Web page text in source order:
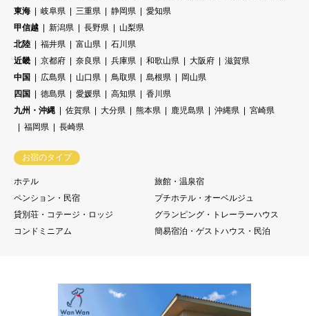
東海
岐阜県 三重県 静岡県
愛知県
甲信越
新潟県 長野県
山梨県
北陸
福井県 富山県
石川県
近畿
京都府 奈良県 兵庫県 和歌山県 大阪府
滋賀県
中国
広島県 山口県 鳥取県 島根県
岡山県
四国
徳島県 愛媛県 高知県
香川県
九州・沖縄
佐賀県 大分県 熊本県 鹿児島県 沖縄県
宮崎県
福岡県
長崎県
お宿のタイプ
ホテル
旅館・温泉宿
ペンション・民宿
プチホテル・オーベルジュ
貸別荘・コテージ・ロッジ
グランピング・トレーラーハウス
コンドミニアム
簡易宿泊・ゲストハウス・民泊